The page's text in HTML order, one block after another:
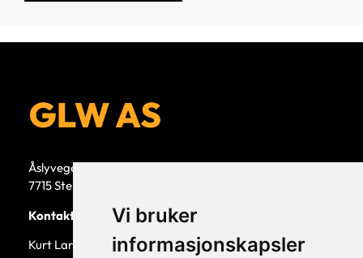
Vi bruker
informasjonskapsler
Åslyvegen 5b
7715 Steinkjer
Kontaktperson
Kurt Larsen, daglig leder.